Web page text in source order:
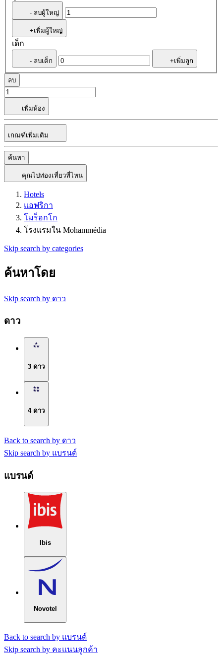
- ลบผู้ใหญ่
+เพิ่มผู้ใหญ่
เด็ก
- ลบเด็ก +เพิ่มลูก
ลบ
เพิ่มห้อง
เกณฑ์เพิ่มเติม
ค้นหา
คุณไปท่องเที่ยวที่ไหน
Hotels
แอฟริกา
โมร็อกโก
โรงแรมใน Mohammédia
Skip search by categories
ค้นหาโดย
Skip search by ดาว
ดาว
3 ดาว
4 ดาว
Back to search by ดาว
Skip search by แบรนด์
แบรนด์
Ibis
Novotel
Back to search by แบรนด์
Skip search by คะแนนลูกค้า